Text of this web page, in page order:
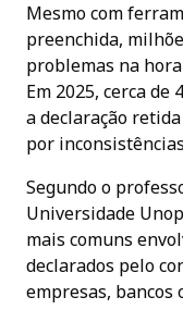
Mesmo com
preenchida,
problemas na
Em 2025, cerca
a declaração
por
Segundo o
Universidade
mais comuns
declarados pelo
empresas, bancos